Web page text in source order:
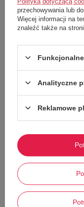
komfort i wygodę
Dzięki ręcznemu
naturalne różnice w
Wiele możliwości
organizację drobiazgów
Mnóstwo przestrzeni
Każdy egzemplarz
Wymiary koszy:
44 x 34 x 56 cm (z
37 x 27 x 49 cm (z
42 x 30 x 17 cm
36,5 x 25 x 15,5 cm
Stwórz
przechowywania lub
Więcej informacji na
znaleźć także na
Analityczne
Reklamowe